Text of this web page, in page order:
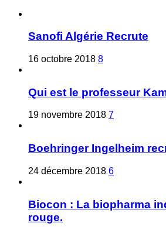
Sanofi Algérie Recrute
16 octobre 2018 8
Qui est le professeur
19 novembre 2018 7
Boehringer Ingelheim
24 décembre 2018 6
Biocon : La biopharma
rouge.